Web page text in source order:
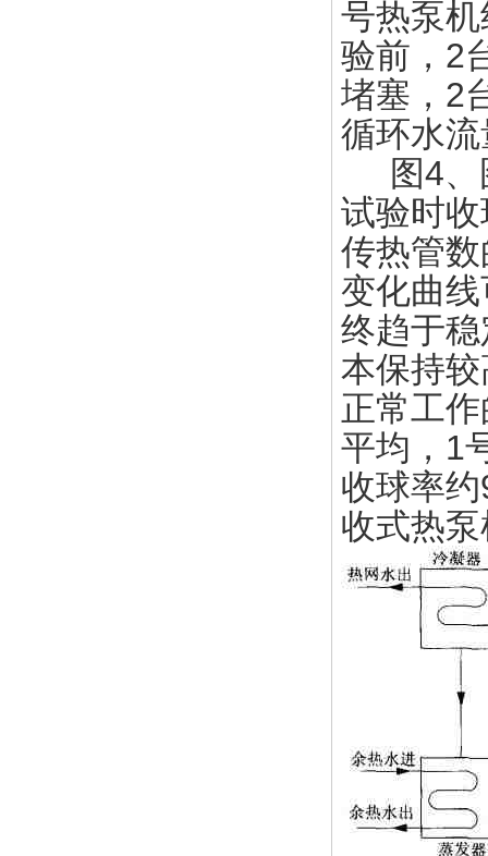
号热泵
验前，2
堵塞，2
循环水
图4、
试验时
传热管
变化曲
终趋于
本保持
正常工
平均，1
收球率
收式热